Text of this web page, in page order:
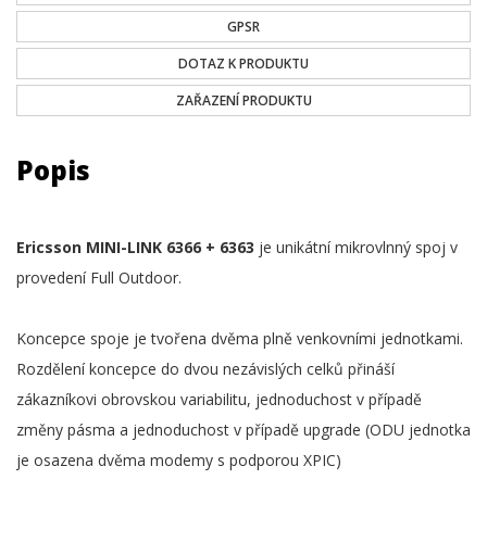
GPSR
DOTAZ K PRODUKTU
ZAŘAZENÍ PRODUKTU
Popis
Ericsson MINI-LINK 6366 + 6363 je unikátní mikrovlnný spoj v
provedení Full Outdoor.
Koncepce spoje je tvořena dvěma plně venkovními jednotkami.
Rozdělení koncepce do dvou nezávislých celků přináší
zákazníkovi obrovskou variabilitu, jednoduchost v případě
změny pásma a jednoduchost v případě upgrade (ODU jednotka
je osazena dvěma modemy s podporou XPIC)